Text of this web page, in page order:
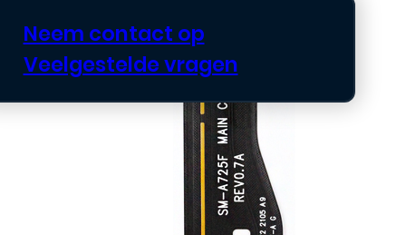
Neem contact op
Veelgestelde vragen